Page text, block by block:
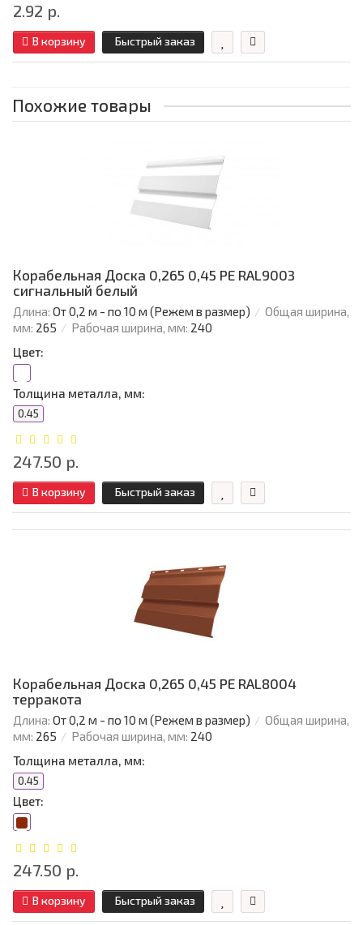
2.92 р.
В корзину Быстрый заказ
Похожие товары
Корабельная Доска 0,265 0,45 PE RAL9003
сигнальный белый
Длина: От 0,2 м - по 10 м (Режем в размер)
Общая ширина,
мм: 265 Рабочая ширина, мм: 240
Цвет:
Толщина металла, мм:
0.45
247.50 р.
В корзину Быстрый заказ
Корабельная Доска 0,265 0,45 PE RAL8004
терракота
Длина: От 0,2 м - по 10 м (Режем в размер)
Общая ширина,
мм: 265 Рабочая ширина, мм: 240
Толщина металла, мм:
0.45
Цвет:
247.50 р.
В корзину Быстрый заказ